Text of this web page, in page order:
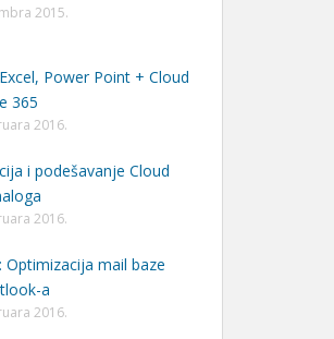
2015.
Power Point + Cloud
365
2016.
i podešavanje Cloud
2016.
Optimizacija mail baze
a
2016.